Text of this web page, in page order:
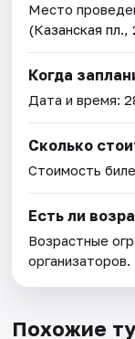
Место
(Казанская пл.,
Когда
Дата и время:
Сколько
Стоимость
Есть ли
Возрастные
организаторов.
Похожие